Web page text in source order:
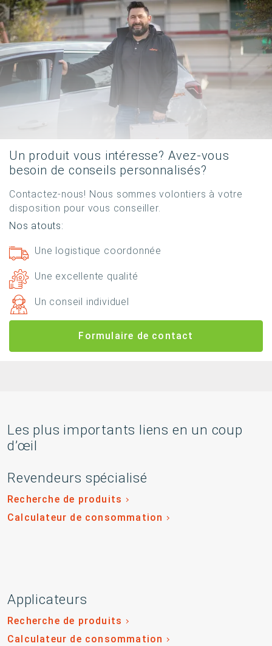
Un produit vous intéresse? Avez-vous
besoin de conseils personnalisés?
Contactez-nous! Nous sommes volontiers à votre
disposition pour vous conseiller.
Nos atouts:
Une logistique coordonnée
Une excellente qualité
Un conseil individuel
Formulaire de contact
Les plus importants liens en un coup
d’œil
Revendeurs spécialisé
Recherche de produits
Calculateur de consommation
Applicateurs
Recherche de produits
Calculateur de consommation